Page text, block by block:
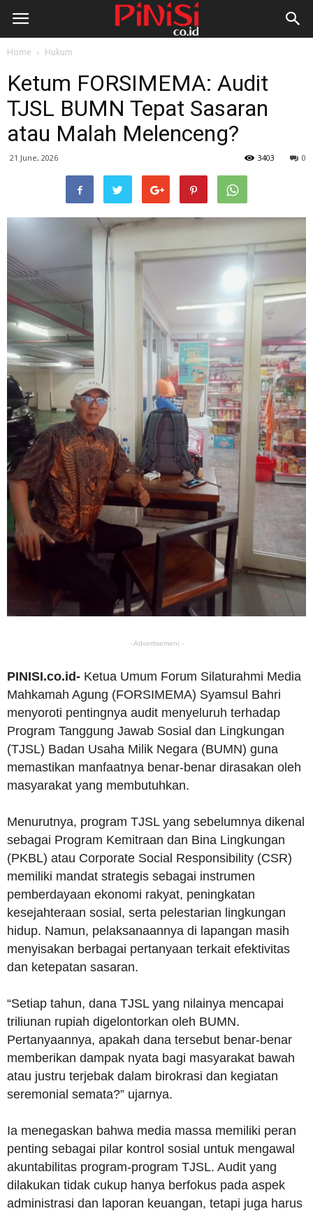
Home Hukum
Ketum FORSIMEMA: Audit
TJSL BUMN Tepat Sasaran
atau Malah Melenceng?
21 June, 2026 0
3403
- Advertisement -
PINISI.co.id- Ketua Umum Forum Silaturahmi Media
Mahkamah Agung (FORSIMEMA) Syamsul Bahri
menyoroti pentingnya audit menyeluruh terhadap
Program Tanggung Jawab Sosial dan Lingkungan
(TJSL) Badan Usaha Milik Negara (BUMN) guna
memastikan manfaatnya benar-benar dirasakan oleh
masyarakat yang membutuhkan.
Menurutnya, program TJSL yang sebelumnya dikenal
sebagai Program Kemitraan dan Bina Lingkungan
(PKBL) atau Corporate Social Responsibility (CSR)
memiliki mandat strategis sebagai instrumen
pemberdayaan ekonomi rakyat, peningkatan
kesejahteraan sosial, serta pelestarian lingkungan
hidup. Namun, pelaksanaannya di lapangan masih
menyisakan berbagai pertanyaan terkait efektivitas
dan ketepatan sasaran.
“Setiap tahun, dana TJSL yang nilainya mencapai
triliunan rupiah digelontorkan oleh BUMN.
Pertanyaannya, apakah dana tersebut benar-benar
memberikan dampak nyata bagi masyarakat bawah
atau justru terjebak dalam birokrasi dan kegiatan
seremonial semata?” ujarnya.
Ia menegaskan bahwa media massa memiliki peran
penting sebagai pilar kontrol sosial untuk mengawal
akuntabilitas program-program TJSL. Audit yang
dilakukan tidak cukup hanya berfokus pada aspek
administrasi dan laporan keuangan, tetapi juga harus